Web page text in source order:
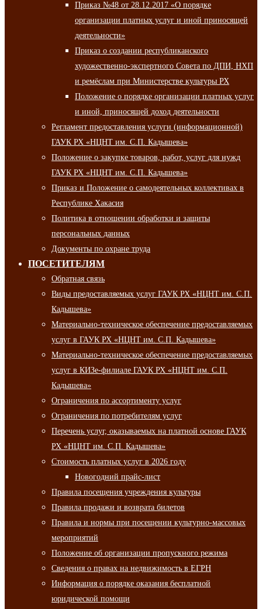
Приказ №48 от 28.12.2017 «О порядке
организации платных услуг и иной приносящей
деятельности»
Приказ о создании республиканского
художественно-экспертного Совета по ДПИ, НХП
и ремёслам при Министерстве культуры РХ
Положение о порядке организации платных услуг
и иной, приносящей доход деятельности
Регламент предоставления услуги (информационной)
ГАУК РХ «НЦНТ им. С.П. Кадышева»
Положение о закупке товаров, работ, услуг для нужд
ГАУК РХ «НЦНТ им. С.П. Кадышева»
Приказ и Положение о самодеятельных коллективах в
Республике Хакасия
Политика в отношении обработки и защиты
персональных данных
Документы по охране труда
ПОСЕТИТЕЛЯМ
Обратная связь
Виды предоставляемых услуг ГАУК РХ «НЦНТ им. С.П.
Кадышева»
Материально-техническое обеспечение предоставляемых
услуг в ГАУК РХ «НЦНТ им. С.П. Кадышева»
Материально-техническое обеспечение предоставляемых
услуг в КИЗе-филиале ГАУК РХ «НЦНТ им. С.П.
Кадышева»
Ограничения по ассортименту услуг
Ограничения по потребителям услуг
Перечень услуг, оказываемых на платной основе ГАУК
РХ «НЦНТ им. С.П. Кадышева»
Стоимость платных услуг в 2026 году
Новогодний прайс-лист
Правила посещения учреждения культуры
Правила продажи и возврата билетов
Правила и нормы при посещении культурно-массовых
мероприятий
Положение об организации пропускного режима
Сведения о правах на недвижимость в ЕГРН
Информация о порядке оказания бесплатной
юридической помощи